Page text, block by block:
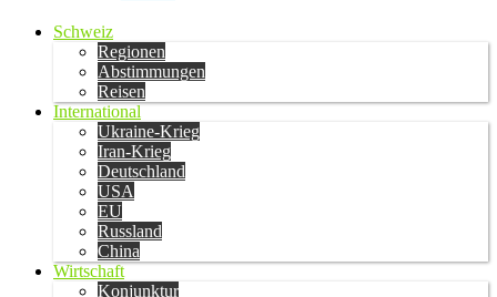
Schweiz
Regionen
Abstimmungen
Reisen
International
Ukraine-Krieg
Iran-Krieg
Deutschland
USA
EU
Russland
China
Wirtschaft
Konjunktur